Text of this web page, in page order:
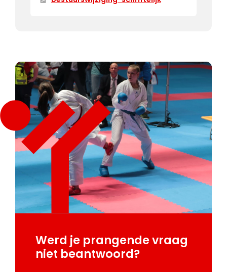
Werd je prangende vraag
niet beantwoord?